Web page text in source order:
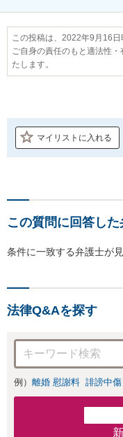
この投稿は、2022年9月16日
ご自身の責任のもと適法性
たします。
マイリストに入れる
この質問に回答した
条件に一致する弁護士が
法律Q&Aを探す
例） 離婚 慰謝料 誹謗中傷